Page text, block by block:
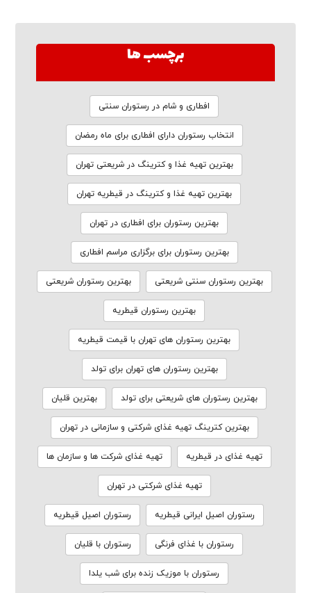
برچسب ها
افطاری و شام در رستوران سنتی
انتخاب رستوران دارای افطاری برای ماه رمضان
بهترین تهیه غذا و کترینگ در شریعتی تهران
بهترین تهیه غذا و کترینگ در قیطریه تهران
بهترین رستوران برای افطاری در تهران
بهترین رستوران برای برگزاری مراسم افطاری
بهترین رستوران سنتی شریعتی بهترین رستوران شریعتی
بهترین رستوران قیطریه
بهترین رستوران های تهران با قیمت قیطریه
بهترین رستوران های تهران برای تولد
بهترین رستوران های شریعتی برای تولد بهترین قلیان
بهترین کترینگ تهیه غذای شرکتی و سازمانی در تهران
تهیه غذای در قیطریه تهیه غذای شرکت ها و سازمان ها
تهیه غذای شرکتی در تهران
رستوران اصیل ایرانی قیطریه رستوران اصیل قیطریه
رستوران با غذای فرنگی رستوران با قلیان
رستوران با موزیک زنده برای شب یلدا